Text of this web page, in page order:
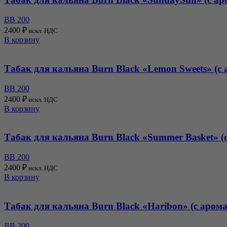
BB 200
2400 ₽ искл. НДС
В корзину
Табак для кальяна Burn Black «Lemon Sweets»
BB 200
2400 ₽ искл. НДС
В корзину
Табак для кальяна Burn Black «Summer Basket»
BB 200
2400 ₽ искл. НДС
В корзину
Табак для кальяна Burn Black «Haribon» (с